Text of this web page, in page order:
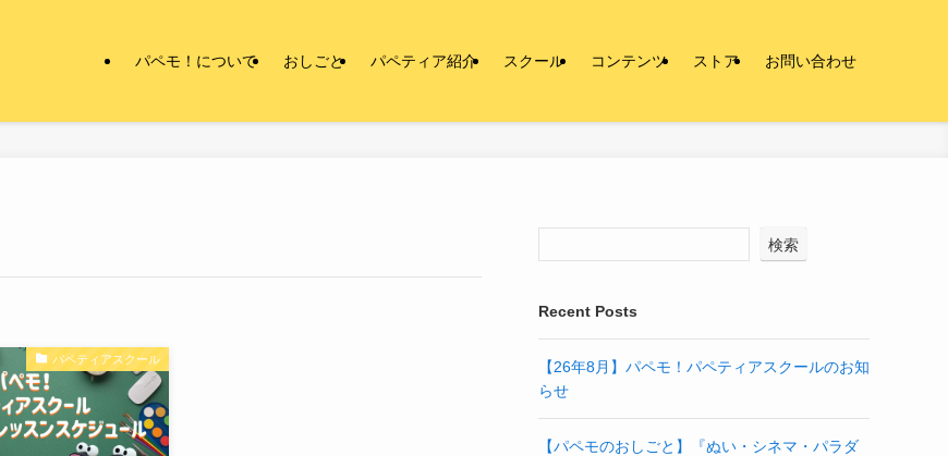
パペモ！について おしごと パペティア紹介 スクール コンテンツ ストア お問い合わせ
パペティアスクール
検索
Recent Posts
【26年8月】パペモ！パペティアスクールのお知
らせ
【パペモのおしごと】『ぬい・シネマ・パラダ